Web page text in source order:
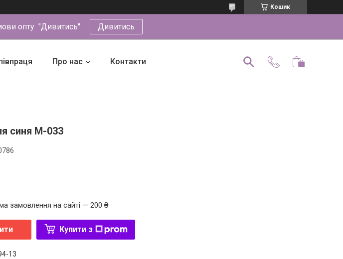
Кошик
опту "Дивитись" Дивитись
Про нас Контакти
синя М-033
замовлення на сайті — 200 ₴
Купити з
13